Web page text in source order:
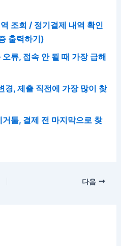
조회 / 정기결제 내역 확인
출력하기)
류, 접속 안 될 때 가장 급해
경, 제출 직전에 가장 많이 찾
툴, 결제 전 마지막으로 찾
다음